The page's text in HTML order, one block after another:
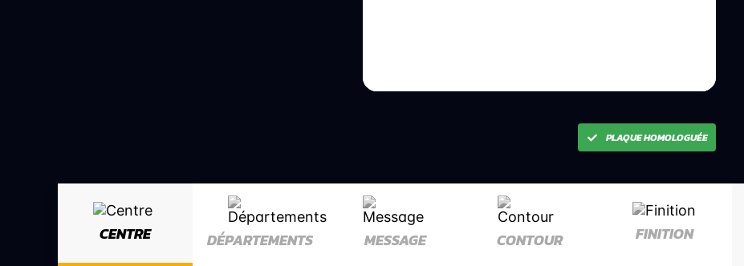
PLAQUE HOMOLOGUÉE
CENTRE DÉPARTEMENTS MESSAGE CONTOUR FINITION